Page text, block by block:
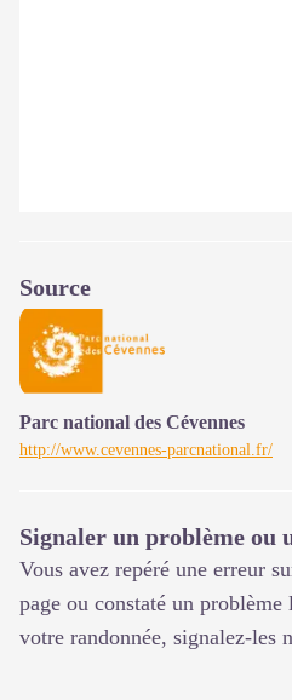
Source
Parc national des Cévennes
http://www.cevennes-parcnational.fr/
Signaler un problème ou
Vous avez repéré une erreur
page ou constaté un problème
votre randonnée, signalez-les